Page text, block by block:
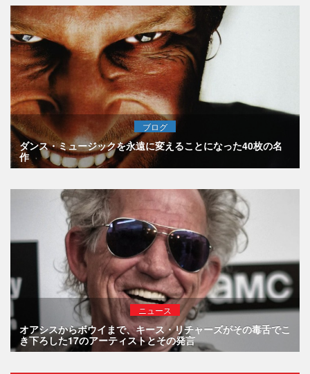
ブログ
ダンス・ミュージックを永遠に変えることになった40枚の名
作
ニュース
オアシスからボウイまで、キース・リチャーズがその毒舌でこ
き下ろした17のアーティストとその発言